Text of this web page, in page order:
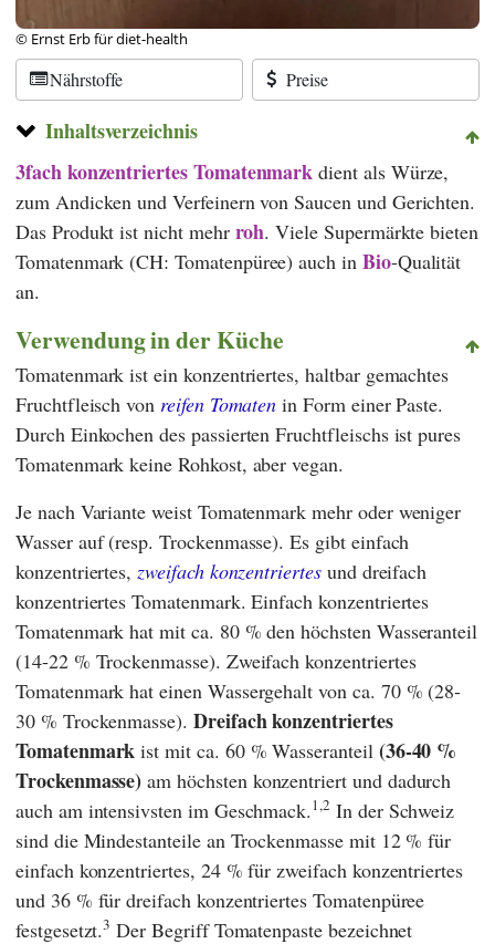
© Ernst Erb für diet-health
Nährstoffe Preise
Inhaltsverzeichnis
3fach konzentriertes Tomatenmark dient als Würze,
zum Andicken und Verfeinern von Saucen und Gerichten.
Das Produkt ist nicht mehr roh. Viele Supermärkte bieten
Tomatenmark (CH: Tomatenpüree) auch in Bio-Qualität
an.
Verwendung in der Küche
Tomatenmark ist ein konzentriertes, haltbar gemachtes
Fruchtfleisch von reifen Tomaten in Form einer Paste.
Durch Einkochen des passierten Fruchtfleischs ist pures
Tomatenmark keine Rohkost, aber vegan.
Je nach Variante weist Tomatenmark mehr oder weniger
Wasser auf (resp. Trockenmasse). Es gibt einfach
konzentriertes,zweifach konzentriertesund dreifach
konzentriertes Tomatenmark. Einfach konzentriertes
Tomatenmark hat mit ca. 80 % den höchsten Wasseranteil
(14-22 % Trockenmasse). Zweifach konzentriertes
Tomatenmark hat einen Wassergehalt von ca. 70 % (28-
30 % Trockenmasse). Dreifach konzentriertes
Tomatenmark ist mit ca. 60 % Wasseranteil (36-40 %
Trockenmasse) am höchsten konzentriert und dadurch
auch am intensivsten im Geschmack.1,2 In der Schweiz
sind die Mindestanteile an Trockenmasse mit 12 % für
einfach konzentriertes, 24 % für zweifach konzentriertes
und 36 % für dreifach konzentriertes Tomatenpüree
festgesetzt.3 Der Begriff Tomatenpaste bezeichnet